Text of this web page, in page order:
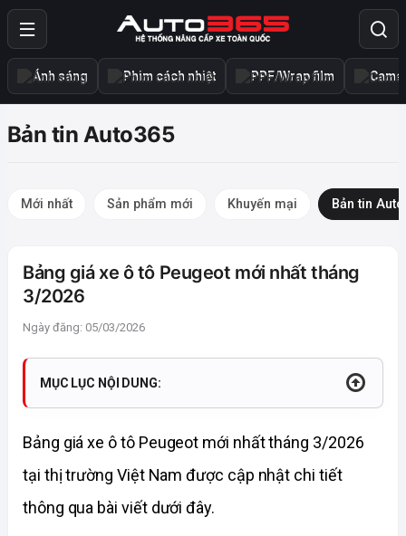
Ánh sáng Phim cách nhiệt PPF/Wrap film
Bản tin Auto365
Mới nhất Sản phẩm mới Khuyến mại Bản tin
Bảng giá xe ô tô Peugeot mới nhất tháng
3/2026
Ngày đăng: 05/03/2026
MỤC LỤC NỘI DUNG:
Bảng giá xe ô tô Peugeot mới nhất tháng 3/2026
tại thị trường Việt Nam được cập nhật chi tiết
thông qua bài viết dưới đây.